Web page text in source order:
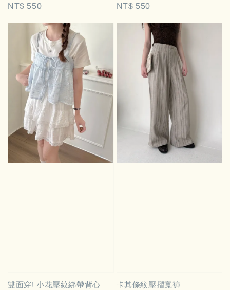
Regular
NT$ 550
Regular
NT$ 550
雙面穿! 小花壓紋綁帶背心
卡其條紋壓摺寬褲